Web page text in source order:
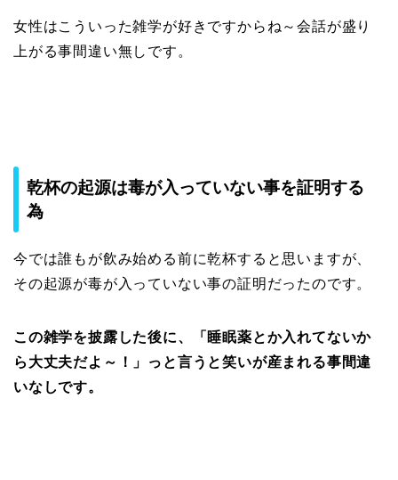
女性はこういった雑学が好きですからね～会話が盛り
上がる事間違い無しです。
乾杯の起源は毒が入っていない事を証明する
為
今では誰もが飲み始める前に乾杯すると思いますが、
その起源が毒が入っていない事の証明だったのです。
この雑学を披露した後に、「睡眠薬とか入れてないか
ら大丈夫だよ～！」っと言うと笑いが産まれる事間違
いなしです。